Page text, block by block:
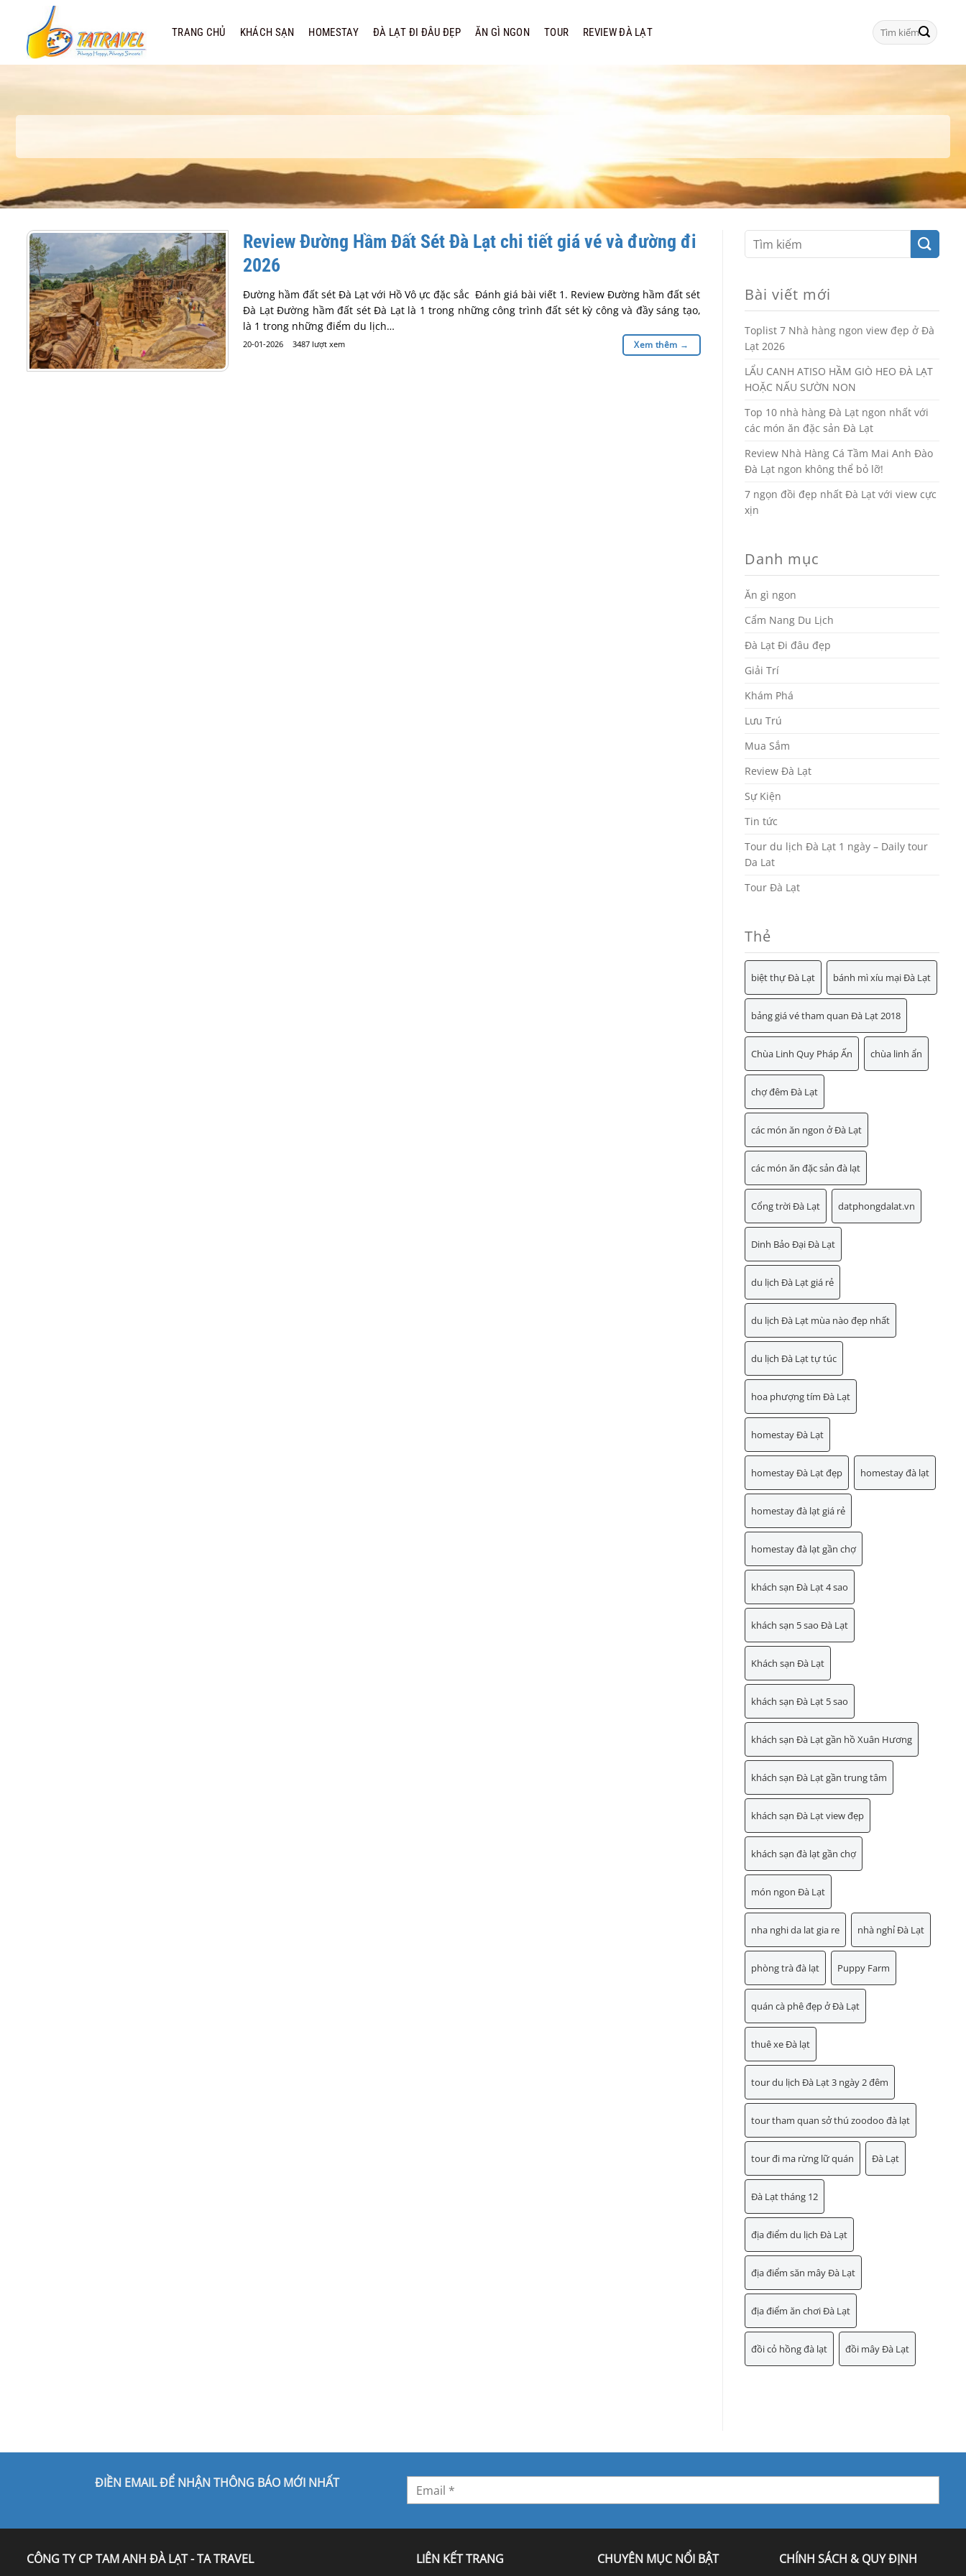
dung
TRANG CHỦ KHÁCH SẠN HOMESTAY ĐÀ LẠT ĐI ĐÂU ĐẸP ĂN GÌ NGON TOUR REVIEW ĐÀ LẠT
Tìm
kiếm:
Review Đường Hầm Đất Sét Đà Lạt chi tiết giá vé và đường đi
2026
Đường hầm đất sét Đà Lạt với Hồ Vô ực đặc sắc Đánh giá bài viết 1. Review Đường hầm đất sét
Đà Lạt Đường hầm đất sét Đà Lạt là 1 trong những công trình đất sét kỳ công và đầy sáng tạo,
là 1 trong những điểm du lịch…
20-01-2026 3487 lượt xem Xem thêm →
Bài viết mới
Toplist 7 Nhà hàng ngon view đẹp ở Đà
Lạt 2026
LẨU CANH ATISO HẦM GIÒ HEO ĐÀ LẠT
HOẶC NẤU SƯỜN NON
Top 10 nhà hàng Đà Lạt ngon nhất với
các món ăn đặc sản Đà Lạt
Review Nhà Hàng Cá Tầm Mai Anh Đào
Đà Lạt ngon không thể bỏ lỡ!
7 ngọn đồi đẹp nhất Đà Lạt với view cực
xịn
Danh mục
Ăn gì ngon
Cẩm Nang Du Lịch
Đà Lạt Đi đâu đẹp
Giải Trí
Khám Phá
Lưu Trú
Mua Sắm
Review Đà Lạt
Sự Kiện
Tin tức
Tour du lịch Đà Lạt 1 ngày – Daily tour
Da Lat
Tour Đà Lạt
Thẻ
biệt thự Đà Lạt bánh mì xíu mại Đà Lạt
bảng giá vé tham quan Đà Lạt 2018
Chùa Linh Quy Pháp Ấn chùa linh ẩn
chợ đêm Đà Lạt
các món ăn ngon ở Đà Lạt
các món ăn đặc sản đà lạt
Cổng trời Đà Lạt datphongdalat.vn
Dinh Bảo Đại Đà Lạt
du lịch Đà Lạt giá rẻ
du lịch Đà Lạt mùa nào đẹp nhất
du lịch Đà Lạt tự túc
hoa phượng tím Đà Lạt
homestay Đà Lạt
homestay Đà Lạt đẹp homestay đà lạt
homestay đà lạt giá rẻ
homestay đà lạt gần chợ
khách sạn Đà Lạt 4 sao
khách sạn 5 sao Đà Lạt
Khách sạn Đà Lạt
khách sạn Đà Lạt 5 sao
khách sạn Đà Lạt gần hồ Xuân Hương
khách sạn Đà Lạt gần trung tâm
khách sạn Đà Lạt view đẹp
khách sạn đà lạt gần chợ
món ngon Đà Lạt
nha nghi da lat gia re nhà nghỉ Đà Lạt
phòng trà đà lạt Puppy Farm
quán cà phê đẹp ở Đà Lạt
thuê xe Đà lạt
tour du lịch Đà Lạt 3 ngày 2 đêm
tour tham quan sở thú zoodoo đà lạt
tour đi ma rừng lữ quán Đà Lạt
Đà Lạt tháng 12
địa điểm du lịch Đà Lạt
địa điểm săn mây Đà Lạt
địa điểm ăn chơi Đà Lạt
đồi cỏ hồng đà lạt đồi mây Đà Lạt
ĐIỀN EMAIL ĐỂ NHẬN THÔNG BÁO MỚI NHẤT
CÔNG TY CP TAM ANH ĐÀ LẠT - TA TRAVEL LIÊN KẾT TRANG CHUYÊN MỤC NỔI BẬT CHÍNH SÁCH & QUY ĐỊNH